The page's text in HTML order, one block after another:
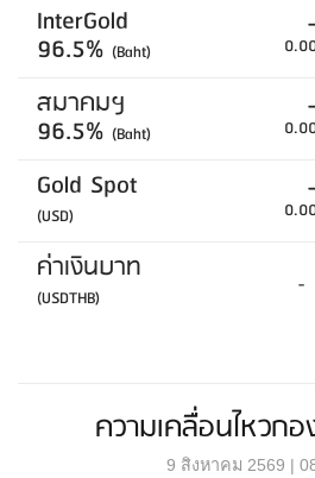
InterGold
96.5% (Baht)
สมาคมฯ
96.5% (Baht)
Gold Spot
(USD)
ค่าเงินบาท
(USDTHB) -
ความเคลื่อนไหวก
9 สิงหาคม 2569 |